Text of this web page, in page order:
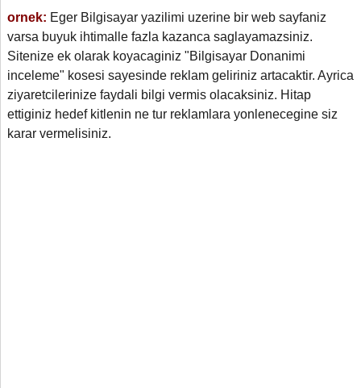
ornek: Eger Bilgisayar yazilimi uzerine bir web sayfaniz
varsa buyuk ihtimalle fazla kazanca saglayamazsiniz.
Sitenize ek olarak koyacaginiz "Bilgisayar Donanimi
inceleme" kosesi sayesinde reklam geliriniz artacaktir. Ayrica
ziyaretcilerinize faydali bilgi vermis olacaksiniz. Hitap
ettiginiz hedef kitlenin ne tur reklamlara yonlenecegine siz
karar vermelisiniz.